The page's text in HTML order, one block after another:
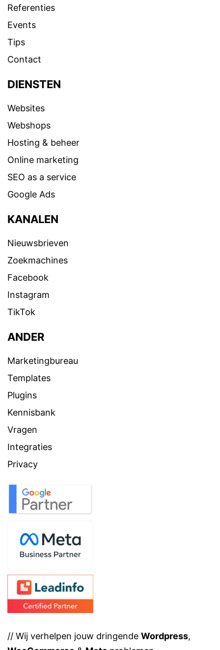
Referenties
Events
Tips
Contact
DIENSTEN
Websites
Webshops
Hosting & beheer
Online marketing
SEO as a service
Google Ads
KANALEN
Nieuwsbrieven
Zoekmachines
Facebook
Instagram
TikTok
ANDER
Marketingbureau
Templates
Plugins
Kennisbank
Vragen
Integraties
Privacy
// Wij verhelpen jouw dringende Wordpress,